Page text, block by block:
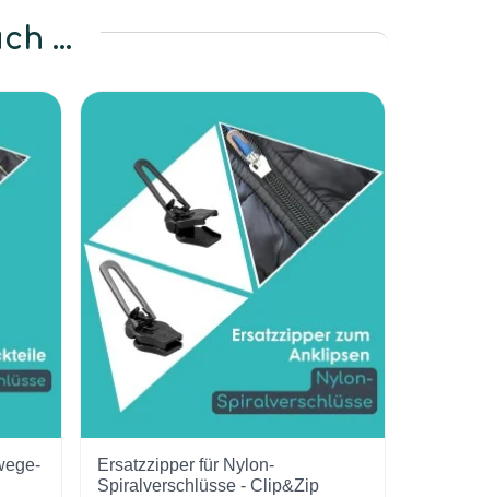
...
Ersatzzipper für Nylon-
Spiralverschlüsse - Clip&Zip